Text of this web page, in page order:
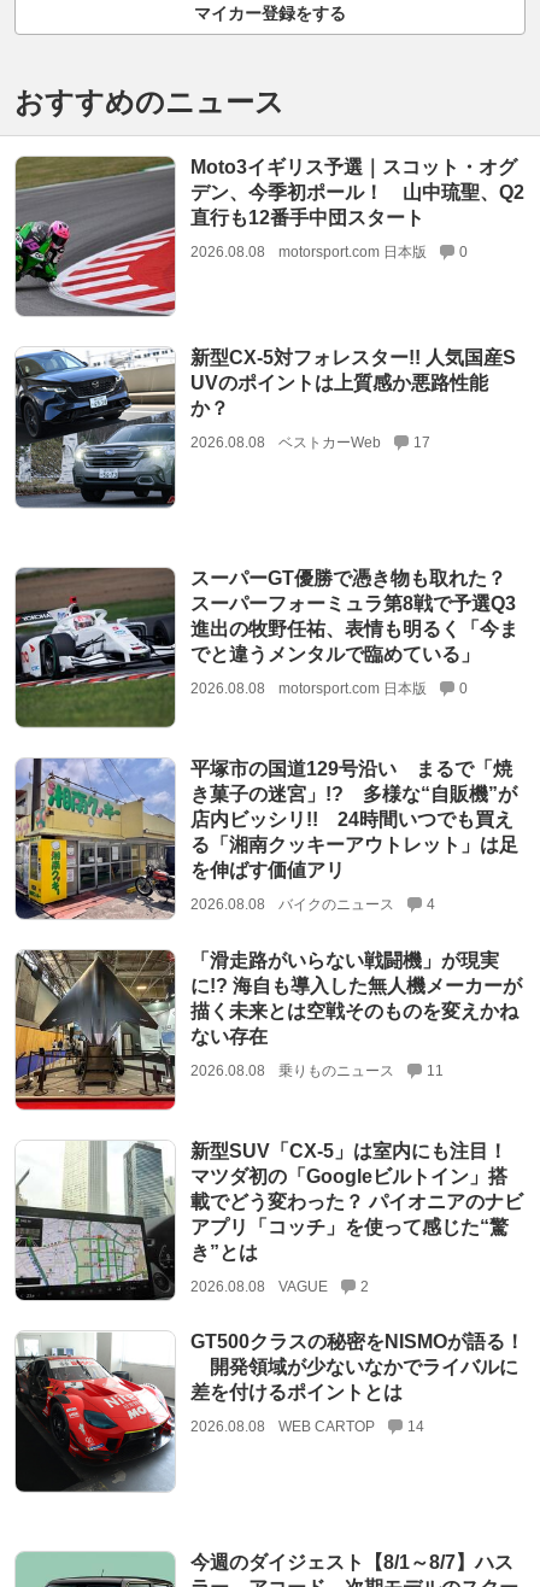
マイカー登録をする
おすすめのニュース
Moto3イギリス予選｜スコット・オグ
デン、今季初ポール！ 山中琉聖、Q2
直行も12番手中団スタート
2026.08.08 motorsport.com 日本版 0
新型CX-5対フォレスター!! 人気国産S
UVのポイントは上質感か悪路性能
か？
2026.08.08 ベストカーWeb 17
スーパーGT優勝で憑き物も取れた？
スーパーフォーミュラ第8戦で予選Q3
進出の牧野任祐、表情も明るく「今ま
でと違うメンタルで臨めている」
2026.08.08 motorsport.com 日本版 0
平塚市の国道129号沿い まるで「焼
き菓子の迷宮」!? 多様な“自販機”が
店内ビッシリ!! 24時間いつでも買え
る「湘南クッキーアウトレット」は足
を伸ばす価値アリ
2026.08.08 バイクのニュース 4
「滑走路がいらない戦闘機」が現実
に!? 海自も導入した無人機メーカーが
描く未来とは空戦そのものを変えかね
ない存在
2026.08.08 乗りものニュース 11
新型SUV「CX-5」は室内にも注目！
マツダ初の「Googleビルトイン」搭
載でどう変わった？ パイオニアのナビ
アプリ「コッチ」を使って感じた“驚
き”とは
2026.08.08 VAGUE 2
GT500クラスの秘密をNISMOが語る！
開発領域が少ないなかでライバルに
差を付けるポイントとは
2026.08.08 WEB CARTOP 14
今週のダイジェスト【8/1～8/7】ハス